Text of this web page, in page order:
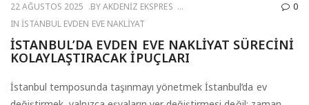
22 AĞUSTOS 2025 BYAKDENIZ EKSPRES
INİSTANBUL EVDEN EVE NAKLIYAT
0
İSTANBUL’DA EVDEN EVE NAKLIYAT SÜRECINI
KOLAYLAŞTIRACAK İPUÇLARI
İstanbul temposunda taşınmayı yönetmek İstanbul’da ev